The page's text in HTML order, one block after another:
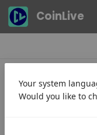
CoinLive
BTC
Your system
Would you like to